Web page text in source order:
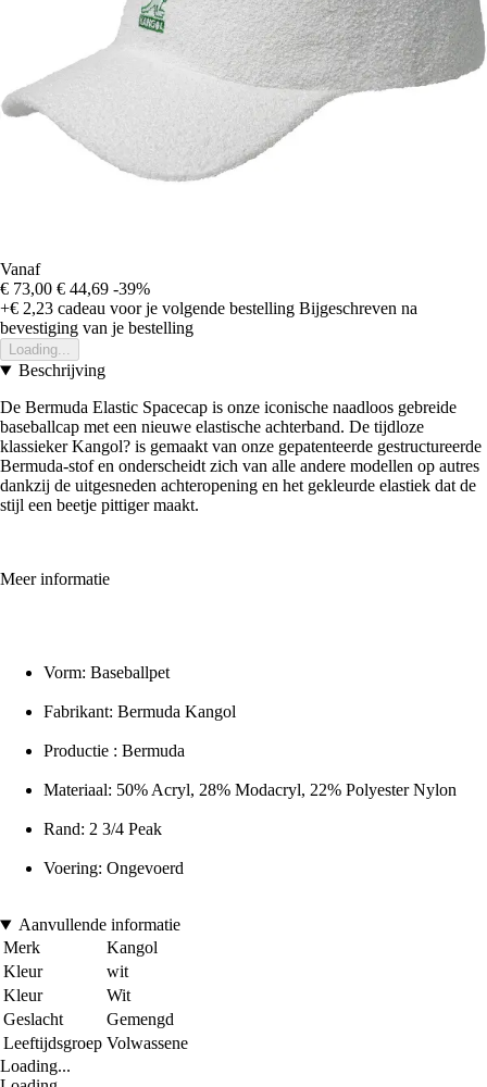
Vanaf
€ 73,00 € 44,69 -39%
+€ 2,23 cadeau voor je volgende bestelling Bijgeschreven na
bevestiging van je bestelling
Loading...
Beschrijving
De Bermuda Elastic Spacecap is onze iconische naadloos gebreide
baseballcap met een nieuwe elastische achterband. De tijdloze
klassieker Kangol? is gemaakt van onze gepatenteerde gestructureerde
Bermuda-stof en onderscheidt zich van alle andere modellen op autres
dankzij de uitgesneden achteropening en het gekleurde elastiek dat de
stijl een beetje pittiger maakt.
Meer informatie
Vorm: Baseballpet
Fabrikant: Bermuda Kangol
Productie : Bermuda
Materiaal: 50% Acryl, 28% Modacryl, 22% Polyester Nylon
Rand: 2 3/4 Peak
Voering: Ongevoerd
Aanvullende informatie
Merk
Kangol
Kleur
wit
Kleur
Wit
Geslacht
Gemengd
Leeftijdsgroep Volwassene
Loading...